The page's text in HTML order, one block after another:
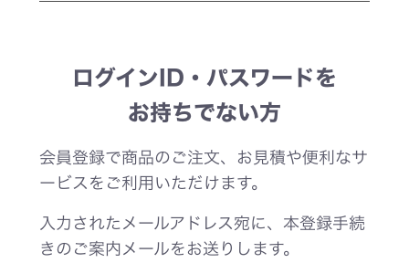
ログインID・パスワードを
お持ちでない方
会員登録で商品のご注文、お見積や便利なサ
ービスをご利用いただけます。
入力されたメールアドレス宛に、本登録手続
きのご案内メールをお送りします。